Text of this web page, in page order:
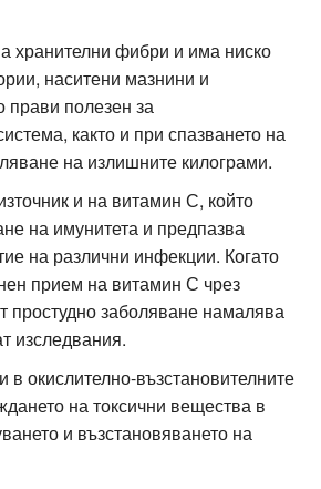
хранителни фибри и има ниско
наситени мазнини и
прави полезен за
както и при спазването на
на излишните килограми.
и на витамин С, който
на имунитета и предпазва
на различни инфекции. Когато
прием на витамин С чрез
простудно заболяване намалява
изследвания.
в окислително-възстановителните
на токсични вещества в
и възстановяването на